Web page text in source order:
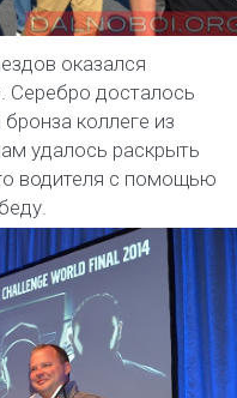
оказался
Серебро досталось
коллеге из
удалось раскрыть
водителя с помощью